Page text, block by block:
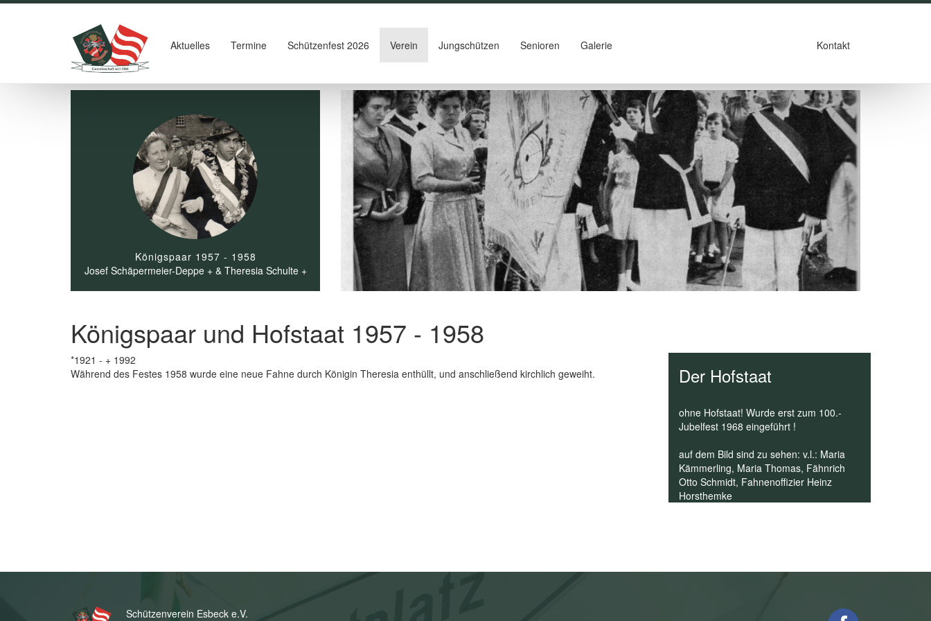
Aktuelles Termine Schützenfest 2026 Verein Jungschützen Senioren Galerie Kontakt
Königspaar 1957 - 1958
Josef Schäpermeier-Deppe + & Theresia Schulte +
Königspaar und Hofstaat 1957 - 1958
*1921 - + 1992
Während des Festes 1958 wurde eine neue Fahne durch Königin Theresia enthüllt, und anschließend kirchlich geweiht.
Der Hofstaat
ohne Hofstaat! Wurde erst zum 100.-
Jubelfest 1968 eingeführt !
auf dem Bild sind zu sehen: v.l.: Maria
Kämmerling, Maria Thomas, Fähnrich
Otto Schmidt, Fahnenoffizier Heinz
Horsthemke
Schützenverein Esbeck e.V.